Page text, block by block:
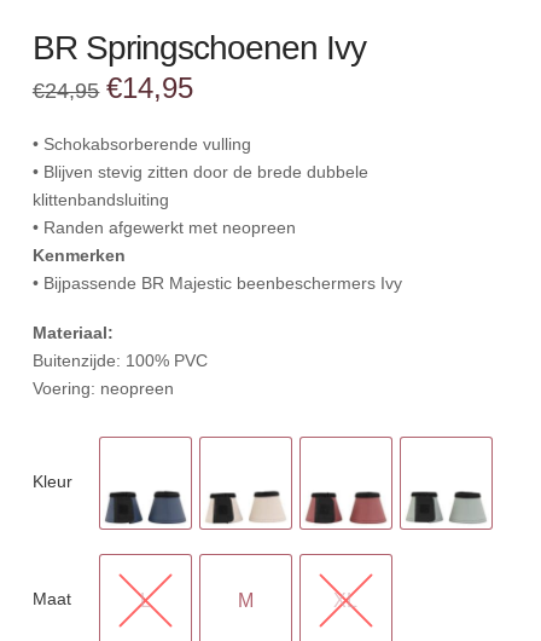
BR Springschoenen Ivy
€24,95 Oorspronkelijke
prijs
€24,95.
€14,95
€14,95.
• Schokabsorberende vulling
• Blijven stevig zitten door de brede dubbele
klittenbandsluiting
• Randen afgewerkt met neopreen
Kenmerken
• Bijpassende BR Majestic beenbeschermers Ivy
Materiaal:
Buitenzijde: 100% PVC
Voering: neopreen
Kleur
Maat L M XL